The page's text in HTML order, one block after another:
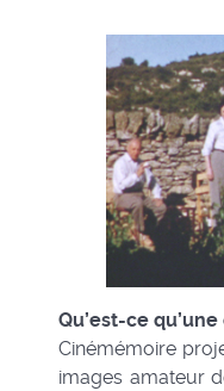
Qu’est-ce
Cinémémoire
images amateur